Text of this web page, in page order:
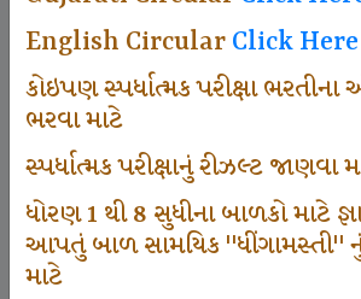
English CircularClick Here
કોઇપણ સ્પર્ધાત્મક પરીક્ષા ભરતીના
ભરવા માટે
સ્પર્ધાત્મક પરીક્ષાનું રીઝલ્ટ જાણવા
ધોરણ 1 થી 8 સુધીના બાળકો માટે
આપતું બાળ સામયિક "ધીંગામસ્તી"
માટે
671
1000